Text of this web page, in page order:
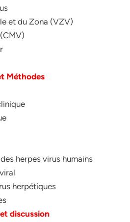
et du Zona (VZV)
Méthodes
herpes virus humains
herpétiques
discussion